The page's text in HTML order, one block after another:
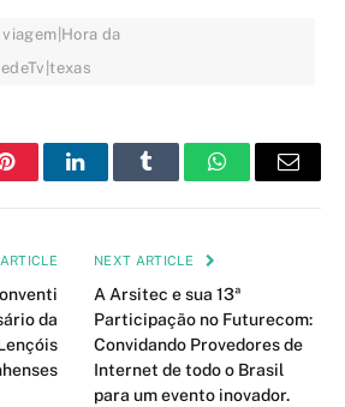
da
PinterestLinkedInTumblr WhatsAppEmail
da
NEXT ARTICLE
A Arsitec e sua 13ª
Participação no Futurecom:
Convidando Provedores de
Internet de todo o Brasil
para um evento inovador.